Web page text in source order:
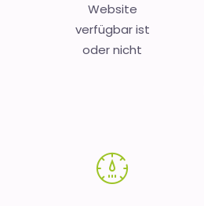
Website
verfügbar ist
oder nicht